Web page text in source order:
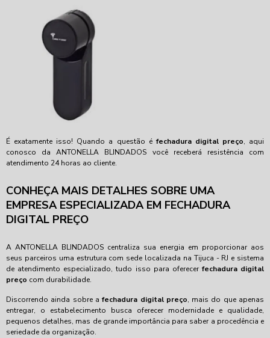
É exatamente isso! Quando a questão éfechadura digital preço, aqui
conosco da ANTONELLA BLINDADOS você receberá resistência com
atendimento 24 horas ao cliente.
CONHEÇA MAIS DETALHES SOBRE UMA
EMPRESA ESPECIALIZADA EM FECHADURA
DIGITAL PREÇO
A ANTONELLA BLINDADOS centraliza sua energia em proporcionar aos
seus parceiros uma estrutura com sede localizada na Tijuca - RJ e sistema
de atendimento especializado, tudo isso para oferecerfechadura digital
preço com durabilidade.
Discorrendo ainda sobre afechadura digital preço, mais do que apenas
entregar, o estabelecimento busca oferecer modernidade e qualidade,
pequenos detalhes, mas de grande importância para saber a procedência e
seriedade da organização.